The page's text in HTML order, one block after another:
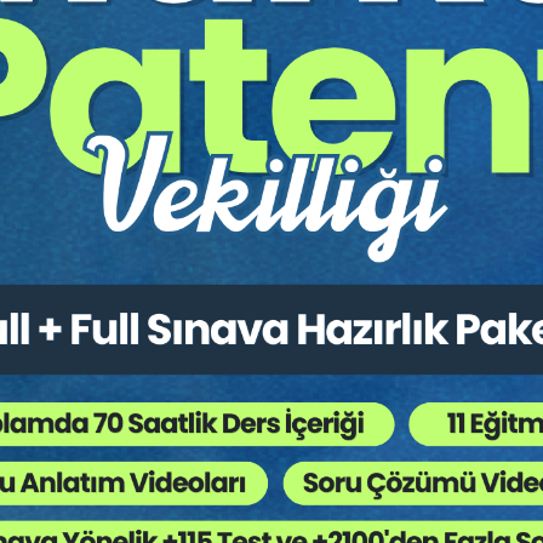
Av. M. Ufuk TEKİN
101
Sepete Ekle
Av. M. Ufuk TEKİN
Müvekkille Görüşme
300
TL
mezun oldu.
bu büroda serbest avukatlık yapmaktadır.